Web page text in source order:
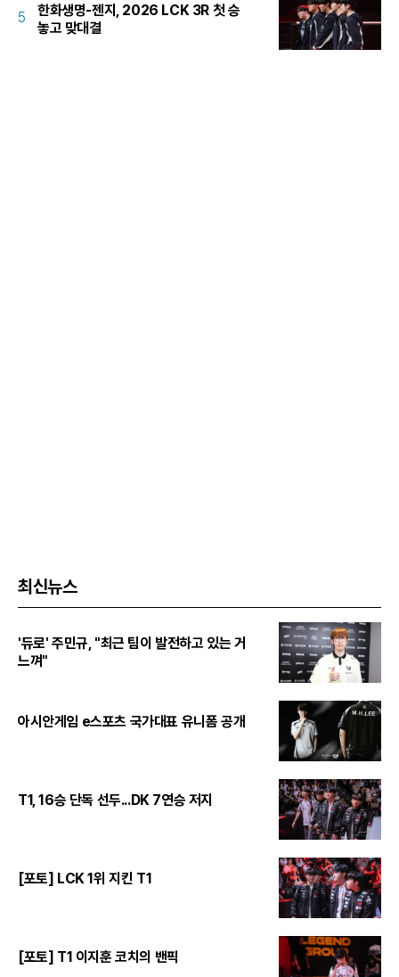
5
한화생명-젠지, 2026 LCK 3R 첫 승
놓고 맞대결
최신뉴스
'듀로' 주민규, "최근 팀이 발전하고 있는 거
느껴"
아시안게임 e스포츠 국가대표 유니폼 공개
T1, 16승 단독 선두...DK 7연승 저지
[포토] LCK 1위 지킨 T1
[포토] T1 이지훈 코치의 밴픽